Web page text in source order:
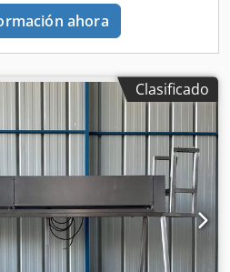
ahora
Clasificado